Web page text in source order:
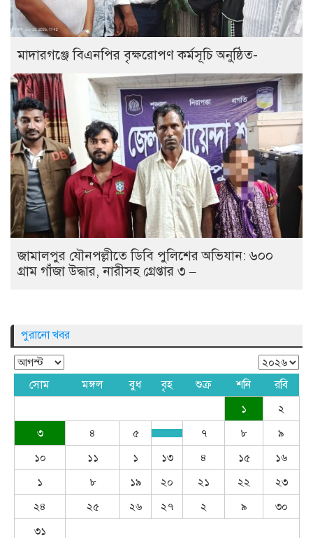
মাদারগঞ্জে বিএনপির বৃক্ষরোপণ কর্মসূচি অনুষ্ঠিত-
জামালপুর যৌনপল্লীতে ডিবি পুলিশের অভিযান: ৬০০
গ্রাম গাঁজা উদ্ধার, নারীসহ গ্রেপ্তার ৩ –
পুরানো খবর
সোম মঙ্গল বুধ বৃহ শুক্র শনি রবি
১
২
৩
৪ ৫ ৭ ৮
৯
১০
১১ ১ ১৩ ৪ ১৫
১৬
১
৮ ১৯ ২০ ২১ ২২
২৩
২৪
২৫ ২৬ ২৭ ২ ৯
৩০
৩১